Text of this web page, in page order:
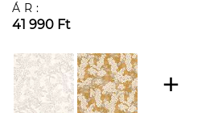
ÁR:
41 990 Ft